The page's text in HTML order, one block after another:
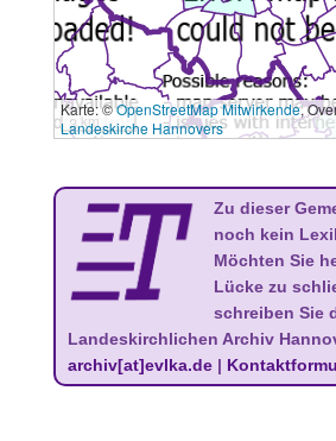
3 km
Karte: ©OpenStreetMap Mitwirkende,
Landeskirche Hannovers
Zu dieser
noch kein
Möchten Sie
Lücke zu
schreiben Sie
Landeskirchlichen Archiv
archiv[at]evlka.de|